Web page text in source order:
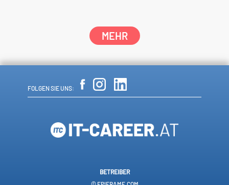
MEHR
FOLGEN SIE UNS:
BETREIBER